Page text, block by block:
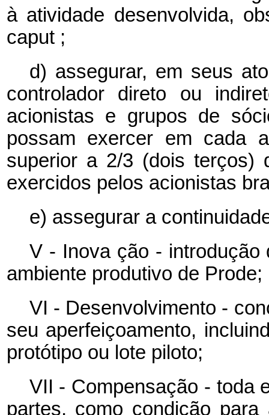
à atividade desenvolvida,
caput ;
d) assegurar, em seus
controlador direto ou
acionistas e grupos de
possam exercer em cada
superior a 2/3 (dois terços)
exercidos pelos acionistas
e) assegurar a
V - Inova ção - introdução
ambiente produtivo de Prode;
VI - Desenvolvimento -
seu aperfeiçoamento,
protótipo ou lote piloto;
VII - Compensação - toda
partes, como condição